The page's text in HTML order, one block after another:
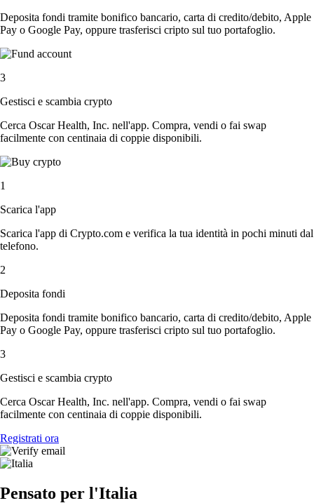
Deposita fondi tramite bonifico bancario, carta di credito/debito, Apple
Pay o Google Pay, oppure trasferisci cripto sul tuo portafoglio.
3
Gestisci e scambia crypto
Cerca Oscar Health, Inc. nell'app. Compra, vendi o fai swap
facilmente con centinaia di coppie disponibili.
1
Scarica l'app
Scarica l'app di Crypto.com e verifica la tua identità in pochi minuti dal
telefono.
2
Deposita fondi
Deposita fondi tramite bonifico bancario, carta di credito/debito, Apple
Pay o Google Pay, oppure trasferisci cripto sul tuo portafoglio.
3
Gestisci e scambia crypto
Cerca Oscar Health, Inc. nell'app. Compra, vendi o fai swap
facilmente con centinaia di coppie disponibili.
Registrati ora
Pensato per l'Italia